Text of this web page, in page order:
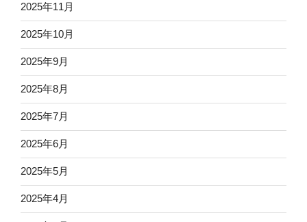
2025年11月
2025年10月
2025年9月
2025年8月
2025年7月
2025年6月
2025年5月
2025年4月